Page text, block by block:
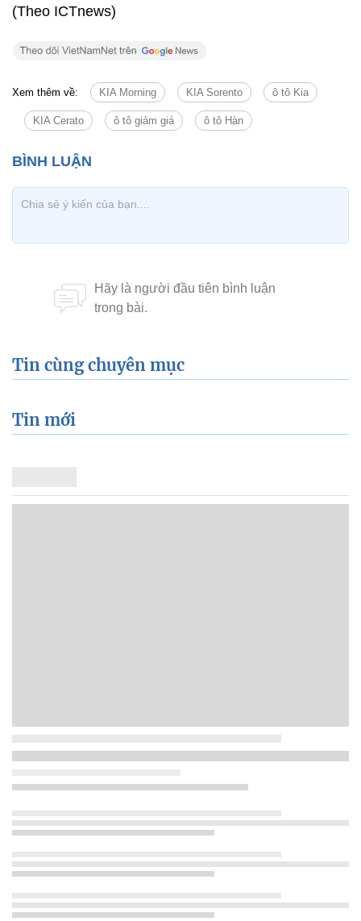
(Theo ICTnews)
Xem thêm về: KIA Morning KIA Sorento ô tô Kia
KIA Cerato ô tô giảm giá ô tô Hàn
Tin cùng chuyên mục
Tin mới